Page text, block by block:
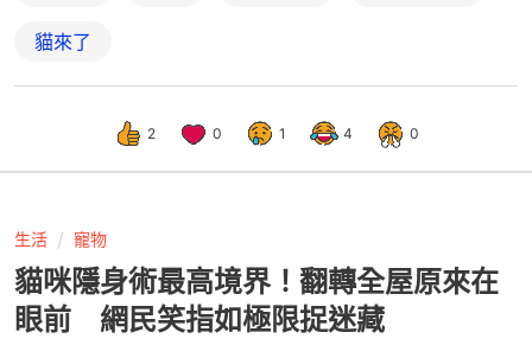
貓來了
2 0 1 4 0
生活 寵物
貓咪隱身術最高境界！翻轉全屋原來在
眼前 網民笑指如極限捉迷藏